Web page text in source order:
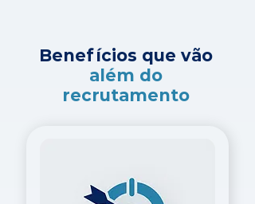
Benefícios que vão
além do
recrutamento